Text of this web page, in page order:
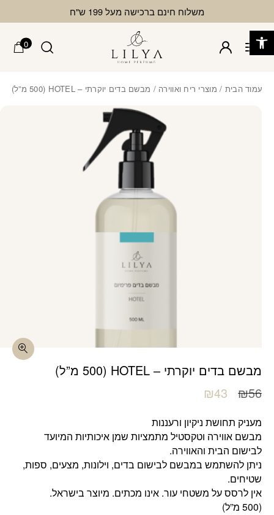
משלוח חינם ברכישה מעל 199 ש"ח
0
עמוד הבית / מוצרי ריח ואווירה / מבשם בדים יוקרתי – HOTEL (500 מ”ל)
מבשם בדים יוקרתי – HOTEL (500 מ”ל)
₪56
המחיר
היה:
₪56.
₪43
הוא:
₪43.
מעניק תחושת ניקיון ורעננות
מבשם אווירה וטקסטיל מתמציות שמן איכותיות המיועד
לבישום הבית והאווירה.
ניתן להשתמש במבשם לבישום בדים, וילונות, מצעים, ספות,
שטיחים.
אין לרסס על משטחי עור. אינו מכתים. מיוצר בישראל.
(500 מ”ל)
פתח סרגל נגישות